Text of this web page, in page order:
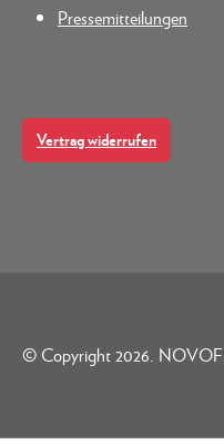
Pressemitteilungen
Vertrag widerrufen
© Copyright 2026.